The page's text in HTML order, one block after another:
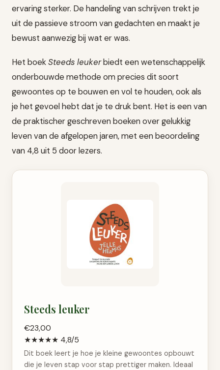
ervaring sterker. De handeling van schrijven trekt je
uit de passieve stroom van gedachten en maakt je
bewust aanwezig bij wat er was.
Het boekSteeds leukerbiedt een wetenschappelijk
onderbouwde methode om precies dit soort
gewoontes op te bouwen en vol te houden, ook als
je het gevoel hebt dat je te druk bent. Het is een van
de praktischer geschreven boeken over gelukkig
leven van de afgelopen jaren, met een beoordeling
van 4,8 uit 5 door lezers.
Steeds leuker
€23,00
★★★★★ 4,8/5
Dit boek leert je hoe je kleine gewoontes opbouwt
die je leven stap voor stap prettiger maken. Ideaal